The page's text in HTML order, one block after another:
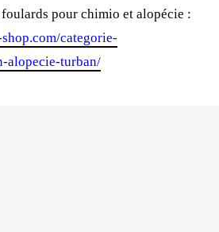
pour chimio et alopécie :
categorie-
alopecie-turban/